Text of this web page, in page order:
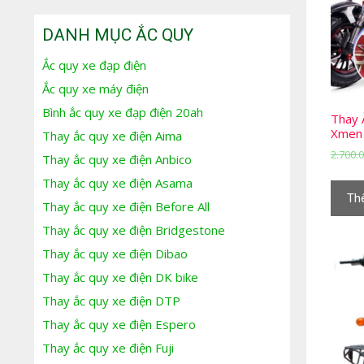
Thay
DANH MỤC ẮC QUY
Ắc quy xe đạp điện
Ắc quy xe máy điện
Bình ắc quy xe đạp điện 20ah
Thay ắc quy xe điện Aima
Thay ắc quy xe điện Anbico
Thay ắc quy xe điện Asama
Thay ắc quy xe điện Before All
Thay ắc quy xe điện Bridgestone
Thay ắc quy xe điện Dibao
Thay ắc quy xe điện DK bike
Thay ắc quy xe điện DTP
Thay ắc quy xe điện Espero
Thay ắc quy xe điện Fuji